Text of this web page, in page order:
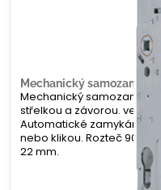
Mechanický
Mechanický
střelkou a závorou. ve 3.,
Automatické zamykání
nebo klikou. Rozteč 90,
22 mm.